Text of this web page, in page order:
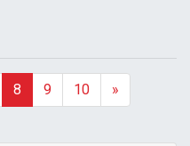
8
9 10 »